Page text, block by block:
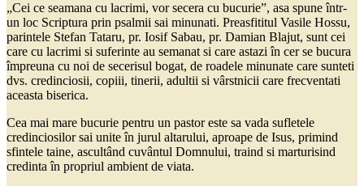
„Cei ce seamana cu lacrimi, vor secera cu bucurie”, asa spune într-
un loc Scriptura prin psalmii sai minunati. Preasfititul Vasile Hossu,
parintele Stefan Tataru, pr. Iosif Sabau, pr. Damian Blajut, sunt cei
care cu lacrimi si suferinte au semanat si care astazi în cer se bucura
împreuna cu noi de secerisul bogat, de roadele minunate care sunteti
dvs. credinciosii, copiii, tinerii, adultii si vârstnicii care frecventati
aceasta biserica.
Cea mai mare bucurie pentru un pastor este sa vada sufletele
credinciosilor sai unite în jurul altarului, aproape de Isus, primind
sfintele taine, ascultând cuvântul Domnului, traind si marturisind
credinta în propriul ambient de viata.